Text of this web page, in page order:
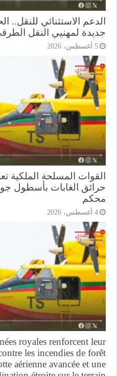
الاستثنائي للنقل..
لمهنيي النقل الطرقي
المسلحة الملكية تعزز
الغابات بأسطول جوي
armées royales renforcent
contre les incendies de
flotte aérienne avancée et